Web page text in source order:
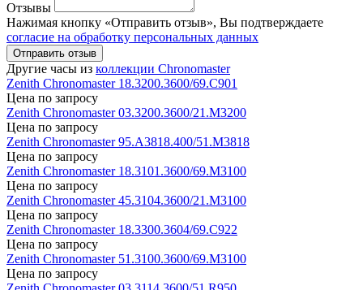
Отзывы
Нажимая кнопку «Отправить отзыв», Вы подтверждаете
согласие на обработку персональных данных
Отправить отзыв
Другие часы из коллекции Chronomaster
Zenith Chronomaster 18.3200.3600/69.C901
Цена по запросу
Zenith Chronomaster03.3200.3600/21.M3200
Цена по запросу
Zenith Chronomaster95.A3818.400/51.M3818
Цена по запросу
Zenith Chronomaster 18.3101.3600/69.M3100
Цена по запросу
Zenith Chronomaster45.3104.3600/21.M3100
Цена по запросу
Zenith Chronomaster 18.3300.3604/69.C922
Цена по запросу
Zenith Chronomaster 51.3100.3600/69.M3100
Цена по запросу